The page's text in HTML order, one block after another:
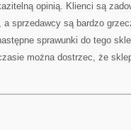
opinią. Klienci są
a sprzedawcy są bardzo
sprawunki do tego
można dostrzec, że